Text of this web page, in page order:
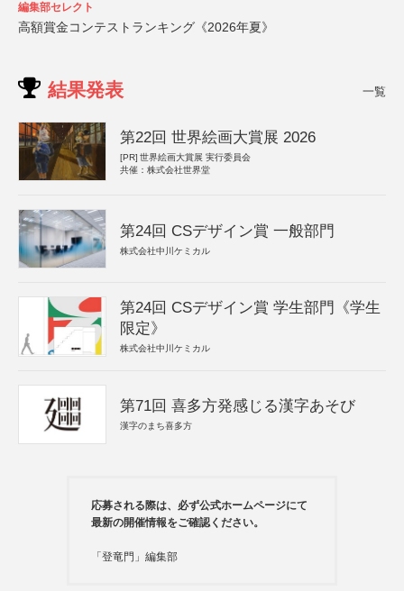
編集部セレクト
高額賞金コンテストランキング《2026年夏》
結果発表 一覧
第22回 世界絵画大賞展 2026
[PR] 世界絵画大賞展 実行委員会
共催：株式会社世界堂
第24回 CSデザイン賞 一般部門
株式会社中川ケミカル
第24回 CSデザイン賞 学生部門《学生
限定》
株式会社中川ケミカル
第71回 喜多方発感じる漢字あそび
漢字のまち喜多方
応募される際は、必ず公式ホームページにて
最新の開催情報をご確認ください。
「登竜門」編集部